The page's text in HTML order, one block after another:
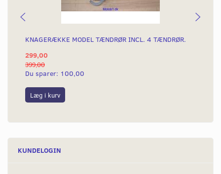
KNAGERÆKKE MODEL TÆNDRØR INCL. 4 TÆNDRØR.
299,00
399,00
Du sparer: 100,00
Læg i kurv
KUNDELOGIN